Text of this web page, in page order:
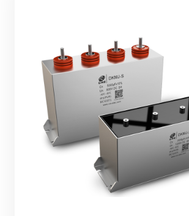
定制化解决方案：
针对光伏、风电等新能源应用场景，宸
定制化的薄膜电容器解决方案。这些解
新能源系统的特殊需求，如高电压、大
等，确保了电容器在复杂环境下的稳定
高效能与环保：
强调宸瑞科技的薄膜电容器在提升系统
如降低能量损耗、提高电能转换效率等